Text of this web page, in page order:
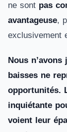
ne sont pas
avantageuse,
exclusivement
Nous
baisses ne
opportunités.
inquiétante
voient leur